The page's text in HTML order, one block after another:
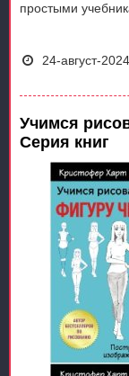
простыми
24-август-
Учимся
Серия книг